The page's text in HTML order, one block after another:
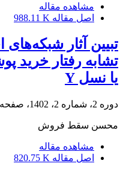
مشاهده مقاله
اصل مقاله 988.11 K
تبیین آثار شبکه‌های
تشابه رفتار خرید
یا نسل Y
دوره 2، شماره 2، 1402، صفحه
محسن سقط فروش
مشاهده مقاله
اصل مقاله 820.75 K